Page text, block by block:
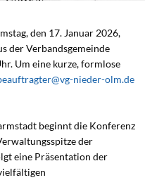
den 17. Januar 2026,
der Verbandsgemeinde
Um eine kurze, formlose
nieder-olm.de
beginnt die Konferenz
der
eine Präsentation der